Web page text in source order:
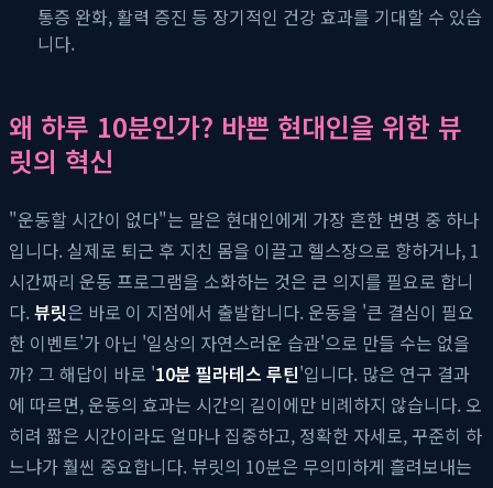
통증 완화, 활력 증진 등 장기적인 건강 효과를 기대할 수 있습
니다.
왜 하루 10분인가? 바쁜 현대인을 위한 뷰
릿의 혁신
"운동할 시간이 없다"는 말은 현대인에게 가장 흔한 변명 중 하나
입니다. 실제로 퇴근 후 지친 몸을 이끌고 헬스장으로 향하거나, 1
시간짜리 운동 프로그램을 소화하는 것은 큰 의지를 필요로 합니
다.뷰릿은 바로 이 지점에서 출발합니다. 운동을 '큰 결심이 필요
한 이벤트'가 아닌 '일상의 자연스러운 습관'으로 만들 수는 없을
까? 그 해답이 바로 '10분 필라테스 루틴'입니다. 많은 연구 결과
에 따르면, 운동의 효과는 시간의 길이에만 비례하지 않습니다. 오
히려 짧은 시간이라도 얼마나 집중하고, 정확한 자세로, 꾸준히 하
느냐가 훨씬 중요합니다. 뷰릿의 10분은 무의미하게 흘려보내는